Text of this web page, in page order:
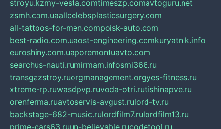
stroyu.kzmy-vesta.comtimeszp.comavtoguru.net
zsmh.com.uaallcelebsplasticsurgery.com
all-tattoos-for-men.compoisk-auto.com
best-radio.com.uaost-engineering.comkuryatnik.info
euroshiny.com.uaporemontuavto.com
searchus-nauti.rumirmam.infosmi366.ru
transgazstroy.ruorgmanagement.orgyes-fitness.ru
xtreme-rp.ruwasdpvp.ruvoda-otri.rutishinapve.ru
orenferma.ruavtoservis-avgust.rulord-tv.ru
backstage-682-music.rulordfilm7.rulordfilm13.ru
prime-cars63.ruun-believable.rucodetool.ru